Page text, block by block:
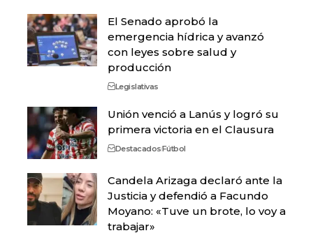
El Senado aprobó la
emergencia hídrica y avanzó
con leyes sobre salud y
producción
Legislativas
Unión venció a Lanús y logró su
primera victoria en el Clausura
DestacadosFútbol
Candela Arizaga declaró ante la
Justicia y defendió a Facundo
Moyano: «Tuve un brote, lo voy a
trabajar»